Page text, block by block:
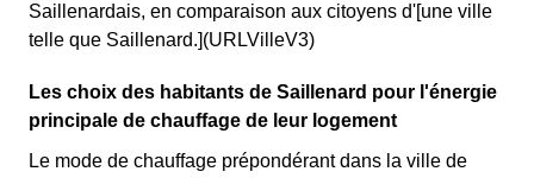
Saillenardais, en comparaison aux citoyens d'[une ville
telle que Saillenard.](URLVilleV3)
Les choix des habitants de Saillenard pour l'énergie
principale de chauffage de leur logement
Le mode de chauffage prépondérant dans la ville de